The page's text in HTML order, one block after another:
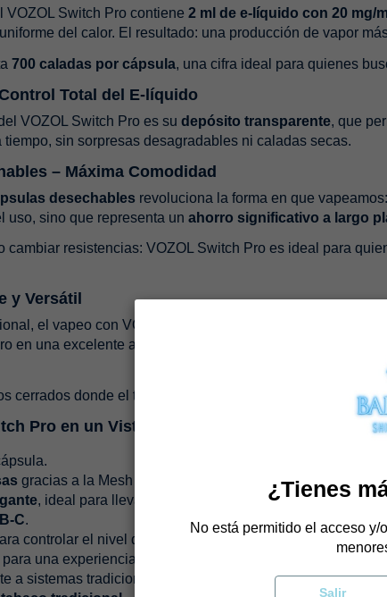
Switch Pro contiene 2 ml de e-líquido con 20 mg/
del calor. El resultado: una producción de vapor
700 caladas por cápsula, una cifra ideal para quienes
Total del E-líquido
VOZOL Switch Pro es su depósito transparente, que
sin sorpresas desagradables ni caladas secas.
– Máxima Comodidad
desechables revoluciona la forma en que
uso, sino que representa un ahorro significativo a largo
cambiar resistencias: VOZOL Switch Pro es ideal para
y Versátil
el vapeo con VOZOL no deja mal olor. Al contrario:
en una excelente alternativa para dejar de fumar, ya que
cerrados donde el tabaco está prohibido, ya que no deja
Pro en un Vistazo
gracias a la Mesh Coil mejorada.
, ideal para llevar a cualquier parte.
C.
controlar el nivel de líquido.
para una experiencia más limpia y cómoda.
a sistemas tradicionales.
¿Tienes
No está permitido el acceso
Salir